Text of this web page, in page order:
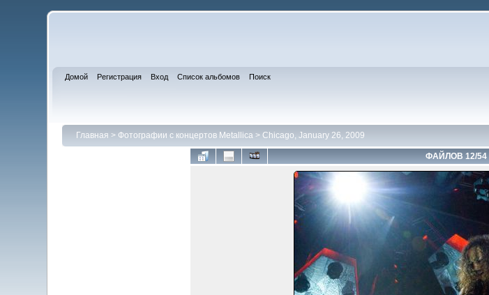
Домой Регистрация Вход Список альбомов Поиск
Главная > Фотографии с концертов Metallica> Chicago, January 26, 2009
ФАЙЛОВ 12/54